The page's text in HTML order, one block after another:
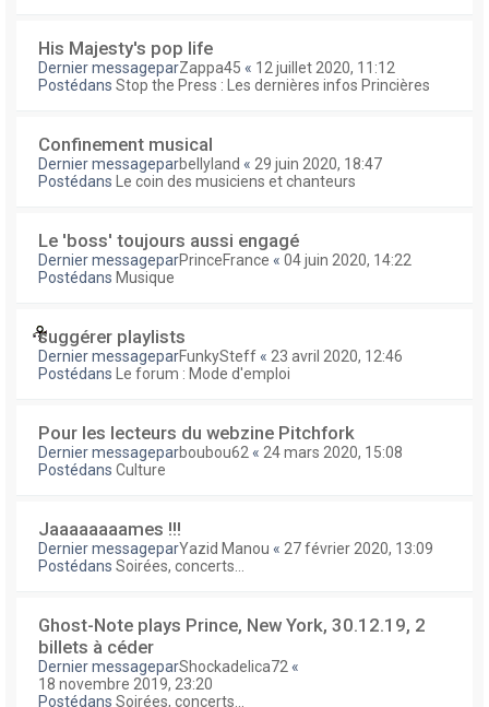
His Majesty's pop life
Dernier messageparZappa45 « 12 juillet 2020, 11:12
Postédans Stop the Press : Les dernières infos Princières
Confinement musical
Dernier messageparbellyland « 29 juin 2020, 18:47
Postédans
Le coin des musiciens et chanteurs
Le 'boss' toujours aussi engagé
Dernier messageparPrinceFrance « 04 juin 2020, 14:22
Postédans Musique
suggérer playlists
Dernier messageparFunkySteff « 23 avril 2020, 12:46
Postédans
Le forum : Mode d'emploi
Pour les lecteurs du webzine Pitchfork
Dernier messageparboubou62 « 24 mars 2020, 15:08
Postédans Culture
Jaaaaaaaames !!!
Dernier messageparYazid Manou « 27 février 2020, 13:09
Postédans Soirées, concerts...
Ghost-Note plays Prince, New York, 30.12.19, 2
billets à céder
Dernier messageparShockadelica72 «
18 novembre 2019, 23:20
Postédans Soirées, concerts...